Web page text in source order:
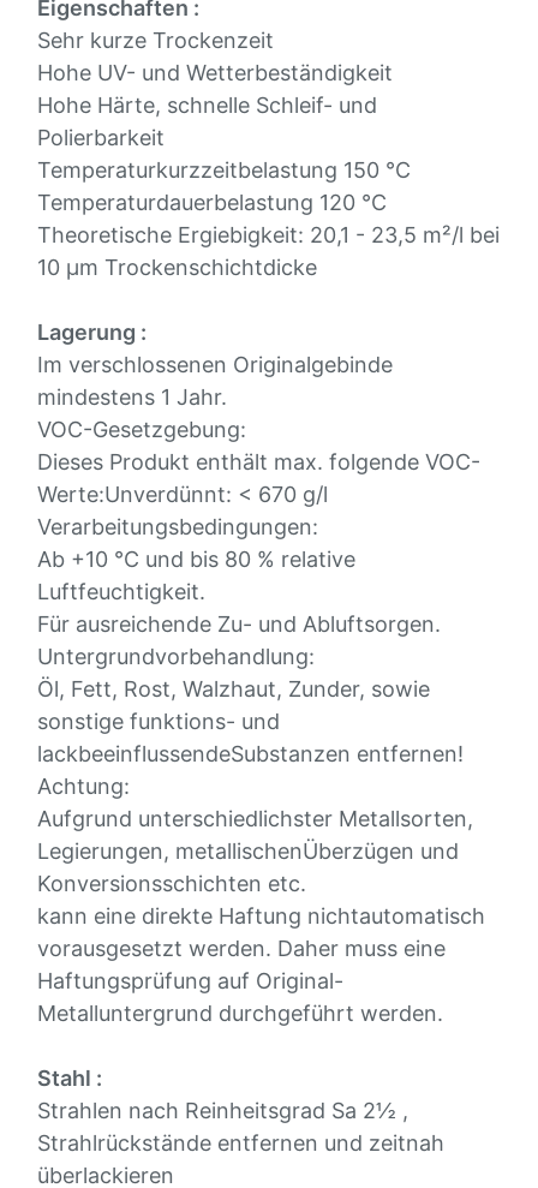
Eigenschaften :
Sehr kurze Trockenzeit
Hohe UV- und Wetterbeständigkeit
Hohe Härte, schnelle Schleif- und
Polierbarkeit
Temperaturkurzzeitbelastung 150 °C
Temperaturdauerbelastung 120 °C
Theoretische Ergiebigkeit: 20,1 - 23,5 m²/l bei
10 μm Trockenschichtdicke
Lagerung :
Im verschlossenen Originalgebinde
mindestens 1 Jahr.
VOC-Gesetzgebung:
Dieses Produkt enthält max. folgende VOC-
Werte:Unverdünnt: < 670 g/l
Verarbeitungsbedingungen:
Ab +10 °C und bis 80 % relative
Luftfeuchtigkeit.
Für ausreichende Zu- und Abluftsorgen.
Untergrundvorbehandlung:
Öl, Fett, Rost, Walzhaut, Zunder, sowie
sonstige funktions- und
lackbeeinflussendeSubstanzen entfernen!
Achtung:
Aufgrund unterschiedlichster Metallsorten,
Legierungen, metallischenÜberzügen und
Konversionsschichten etc.
kann eine direkte Haftung nichtautomatisch
vorausgesetzt werden. Daher muss eine
Haftungsprüfung auf Original-
Metalluntergrund durchgeführt werden.
Stahl :
Strahlen nach Reinheitsgrad Sa 2½ ,
Strahlrückstände entfernen und zeitnah
überlackieren